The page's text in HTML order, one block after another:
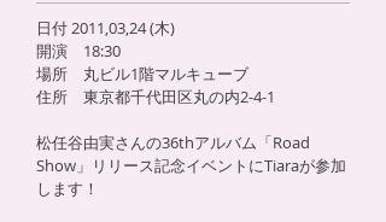
日付 2011,03,24 (木)
開演 18:30
場所 丸ビル1階マルキューブ
住所 東京都千代田区丸の内2-4-1
松任谷由実さんの36thアルバム「Road
Show」リリース記念イベントにTiaraが参加
します！